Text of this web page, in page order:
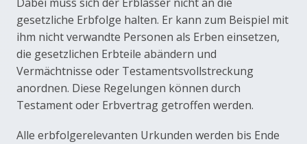
gesetzliche Erbfolge halten. Er kann zum Beispiel mit
ihm nicht verwandte Personen als Erben einsetzen,
die gesetzlichen Erbteile abändern und
Vermächtnisse oder Testamentsvollstreckung
anordnen. Diese Regelungen können durch
Testament oder Erbvertrag getroffen werden.
Alle erbfolgerelevanten Urkunden werden bis Ende